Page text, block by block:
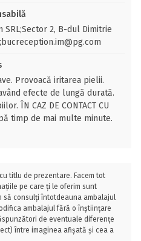
2, B-dul Dimitrie
Provoacă iritarea pielii.
efecte de lungă durată.
ÎN CAZ DE CONTACT CU
timp de mai multe minute.
titlu de prezentare. Facem tot
pe care ți le oferim sunt
să consulți întotdeauna ambalajul
ambalajul fără o înștiințare
de eventuale diferențe
între imaginea afișată și cea a